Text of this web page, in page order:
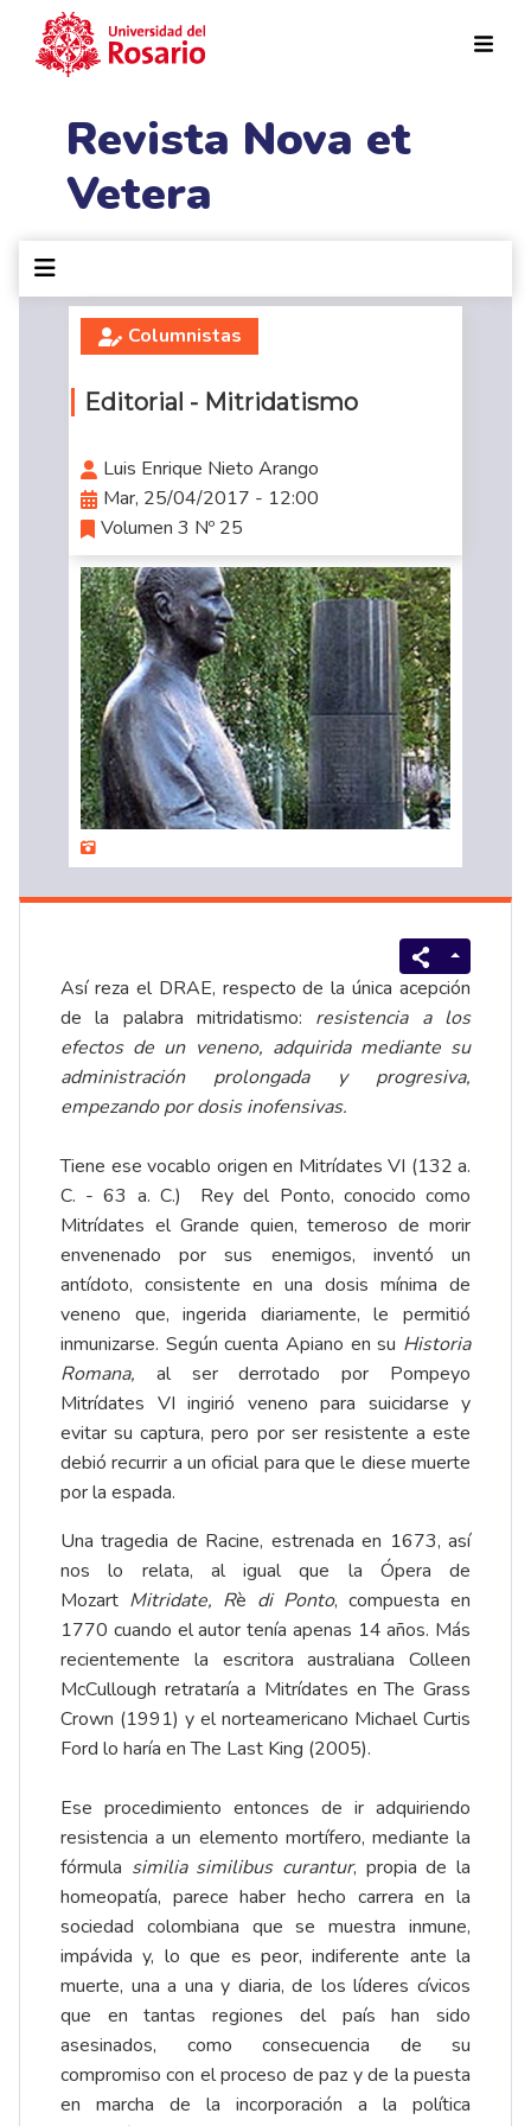
Revista Nova et
Vetera
Columnistas
Editorial - Mitridatismo
Luis Enrique Nieto Arango
Mar, 25/04/2017 - 12:00
Volumen 3 Nº 25
Así reza el DRAE, respecto de la única acepción
de la palabra mitridatismo: resistencia a los
efectos de un veneno, adquirida mediante su
administración prolongada y progresiva,
empezando por dosis inofensivas.
Tiene ese vocablo origen en Mitrídates VI (132 a.
C. - 63 a. C.) Rey del Ponto, conocido como
Mitrídates el Grande quien, temeroso de morir
envenenado por sus enemigos, inventó un
antídoto, consistente en una dosis mínima de
veneno que, ingerida diariamente, le permitió
inmunizarse. Según cuenta Apiano en su Historia
Romana, al ser derrotado por Pompeyo
Mitrídates VI ingirió veneno para suicidarse y
evitar su captura, pero por ser resistente a este
debió recurrir a un oficial para que le diese muerte
por la espada.
Una tragedia de Racine, estrenada en 1673, así
nos lo relata, al igual que la Ópera de
Mozart Mitridate, Rè di Ponto, compuesta en
1770 cuando el autor tenía apenas 14 años. Más
recientemente la escritora australiana Colleen
McCullough retrataría a Mitrídates en The Grass
Crown (1991) y el norteamericano Michael Curtis
Ford lo haría en The Last King (2005).
Ese procedimiento entonces de ir adquiriendo
resistencia a un elemento mortífero, mediante la
fórmula similia similibus curantur, propia de la
homeopatía, parece haber hecho carrera en la
sociedad colombiana que se muestra inmune,
impávida y, lo que es peor, indiferente ante la
muerte, una a una y diaria, de los líderes cívicos
que en tantas regiones del país han sido
asesinados, como consecuencia de su
compromiso con el proceso de paz y de la puesta
en marcha de la incorporación a la política